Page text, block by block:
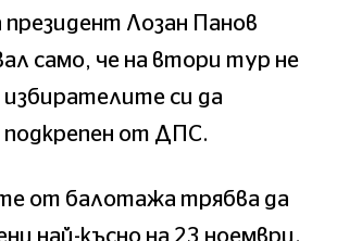
президент Лозан Панов
само, че на втори тур не
избирателите си да
подкрепен от ДПС.
от балотажа трябва да
най-късно на 23 ноември.